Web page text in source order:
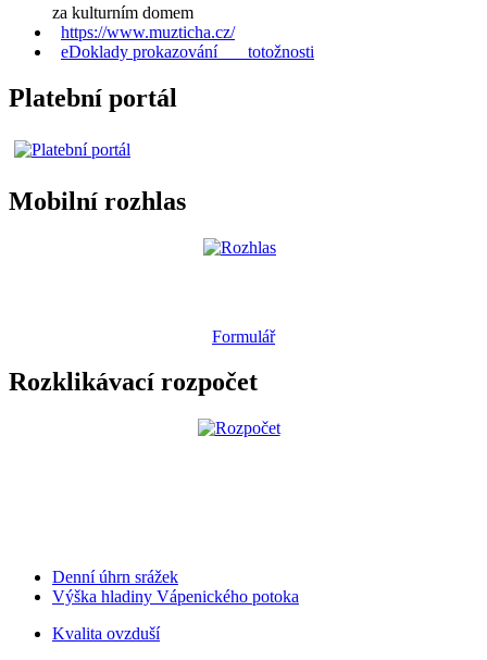
za kulturním domem
https://www.muzticha.cz/
eDoklady prokazování totožnosti
Platební portál
Mobilní rozhlas
Formulář
Rozklikávací rozpočet
Denní úhrn srážek
Výška hladiny Vápenického potoka
Kvalita ovzduší